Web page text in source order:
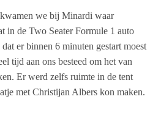
we bij Minardi waar
in de Two Seater Formule 1 auto
er binnen 6 minuten gestart moest
tijd aan ons besteed om het van
Er werd zelfs ruimte in de tent
met Christijan Albers kon maken.